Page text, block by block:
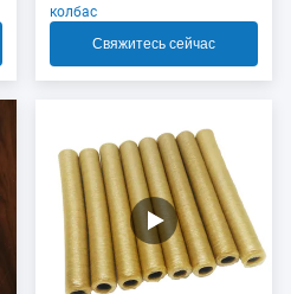
сжимающиеся с 5 слоями
экструзии для упаковки
колбас
Свяжитесь сейчас